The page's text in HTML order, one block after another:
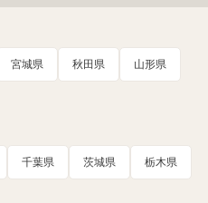
宮城県 秋田県 山形県
千葉県 茨城県 栃木県